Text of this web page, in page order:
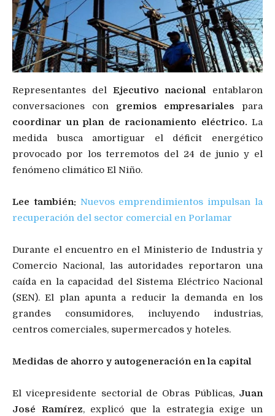
Representantes del Ejecutivo nacional entablaron
conversaciones con gremios empresariales para
coordinar un plan de racionamiento eléctrico. La
medida busca amortiguar el déficit energético
provocado por los terremotos del 24 de junio y el
fenómeno climático El Niño.
Lee también: Nuevos emprendimientos impulsan la
recuperación del sector comercial en Porlamar
Durante el encuentro en el Ministerio de Industria y
Comercio Nacional, las autoridades reportaron una
caída en la capacidad del Sistema Eléctrico Nacional
(SEN). El plan apunta a reducir la demanda en los
grandes consumidores, incluyendo industrias,
centros comerciales, supermercados y hoteles.
Medidas de ahorro y autogeneración en la capital
El vicepresidente sectorial de Obras Públicas, Juan
José Ramírez, explicó que la estrategia exige un